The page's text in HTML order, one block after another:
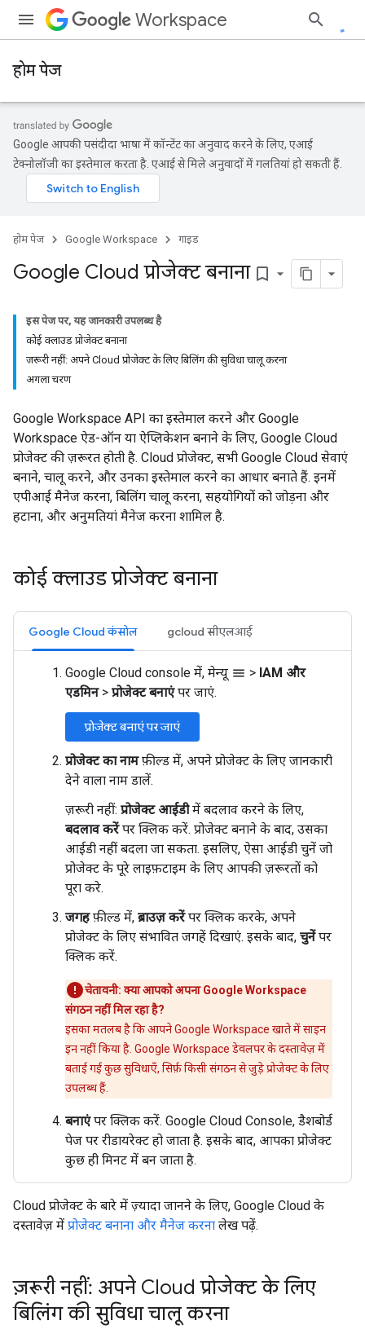
Workspace
होम पेज
Google आपकी पसंदीदा भाषा में कॉन्टेंट का अनुवाद करने के लिए, एआई
टेक्नोलॉजी का इस्तेमाल करता है. एआई से मिले अनुवादों में गलतियां हो सकती हैं.
होम पेज Google Workspace गाइड
Google Cloud प्रोजेक्ट बनाना bookmark_border
इस पेज पर, यह जानकारी उपलब्ध है
कोई क्लाउड प्रोजेक्ट बनाना
ज़रूरी नहीं: अपने Cloud प्रोजेक्ट के लिए बिलिंग की सुविधा चालू करना
अगला चरण
Google Workspace API का इस्तेमाल करने और Google
Workspace ऐड-ऑन या ऐप्लिकेशन बनाने के लिए, Google Cloud
प्रोजेक्ट की ज़रूरत होती है. Cloud प्रोजेक्ट, सभी Google Cloud सेवाएं
बनाने, चालू करने, और उनका इस्तेमाल करने का आधार बनाते हैं. इनमें
एपीआई मैनेज करना, बिलिंग चालू करना, सहयोगियों को जोड़ना और
हटाना, और अनुमतियां मैनेज करना शामिल है.
कोई क्लाउड प्रोजेक्ट बनाना
Google Cloud कंसोल gcloud सीएलआई
Google Cloud console में, मेन्यू menu > IAM और
एडमिन > प्रोजेक्ट बनाएंपर जाएं.
प्रोजेक्ट बनाएं पर जाएं
प्रोजेक्ट का नामफ़ील्ड में, अपने प्रोजेक्ट के लिए जानकारी
देने वाला नाम डालें.
ज़रूरी नहीं: प्रोजेक्ट आईडीमें बदलाव करने के लिए,
बदलाव करेंपर क्लिक करें. प्रोजेक्ट बनाने के बाद, उसका
आईडी नहीं बदला जा सकता. इसलिए, ऐसा आईडी चुनें जो
प्रोजेक्ट के पूरे लाइफ़टाइम के लिए आपकी ज़रूरतों को
पूरा करे.
जगहफ़ील्ड में, ब्राउज़ करेंपर क्लिक करके, अपने
प्रोजेक्ट के लिए संभावित जगहें दिखाएं. इसके बाद, चुनेंपर
क्लिक करें.
चेतावनी: क्या आपको अपना Google Workspace
संगठन नहीं मिल रहा है?
इसका मतलब है कि आपने Google Workspace खाते में साइन
इन नहीं किया है. Google Workspace डेवलपर के दस्तावेज़ में
बताई गई कुछ सुविधाएँ, सिर्फ़ किसी संगठन से जुड़े प्रोजेक्ट के लिए
उपलब्ध हैं.
बनाएंपर क्लिक करें. Google Cloud Console, डैशबोर्ड
पेज पर रीडायरेक्ट हो जाता है. इसके बाद, आपका प्रोजेक्ट
कुछ ही मिनट में बन जाता है.
Cloud प्रोजेक्ट के बारे में ज़्यादा जानने के लिए, Google Cloud के
दस्तावेज़ में प्रोजेक्ट बनाना और मैनेज करना लेख पढ़ें.
ज़रूरी नहीं: अपने Cloud प्रोजेक्ट के लिए
बिलिंग की सुविधा चालू करना